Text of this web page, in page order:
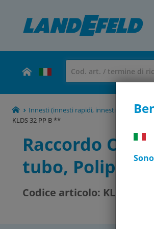
Innesti (innesti rapidi, innesti idraulici e
KLDS 32 PP B **
Raccordo
tubo,
Codice articolo: KLDS 32